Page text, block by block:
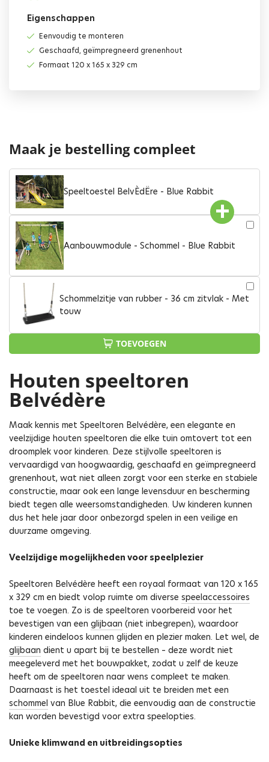
Eigenschappen
Eenvoudig te monteren
Geschaafd, geïmpregneerd grenenhout
Formaat 120 x 165 x 329 cm
Maak je bestelling compleet
Speeltoestel BelvÈdËre - Blue Rabbit
Aanbouwmodule - Schommel - Blue Rabbit
Schommelzitje van rubber - 36 cm zitvlak - Met
touw
TOEVOEGEN
Houten speeltoren
Belvédère
Maak kennis met Speeltoren Belvédère, een elegante en
veelzijdige houten speeltoren die elke tuin omtovert tot een
droomplek voor kinderen. Deze stijlvolle speeltoren is
vervaardigd van hoogwaardig, geschaafd en geïmpregneerd
grenenhout, wat niet alleen zorgt voor een sterke en stabiele
constructie, maar ook een lange levensduur en bescherming
biedt tegen alle weersomstandigheden. Uw kinderen kunnen
dus het hele jaar door onbezorgd spelen in een veilige en
duurzame omgeving.
Veelzijdige mogelijkheden voor speelplezier
Speeltoren Belvédère heeft een royaal formaat van 120 x 165
x 329 cm en biedt volop ruimte om diverse speelaccessoires
toe te voegen. Zo is de speeltoren voorbereid voor het
bevestigen van een glijbaan (niet inbegrepen), waardoor
kinderen eindeloos kunnen glijden en plezier maken. Let wel, de
glijbaan dient u apart bij te bestellen – deze wordt niet
meegeleverd met het bouwpakket, zodat u zelf de keuze
heeft om de speeltoren naar wens compleet te maken.
Daarnaast is het toestel ideaal uit te breiden met een
schommel van Blue Rabbit, die eenvoudig aan de constructie
kan worden bevestigd voor extra speelopties.
Unieke klimwand en uitbreidingsopties